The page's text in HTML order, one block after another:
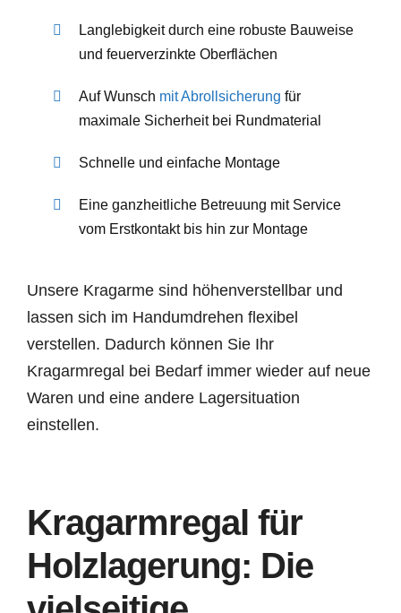
Langlebigkeit durch eine robuste Bauweise
und feuerverzinkte Oberflächen
Auf Wunsch mit Abrollsicherung für
maximale Sicherheit bei Rundmaterial
Schnelle und einfache Montage
Eine ganzheitliche Betreuung mit Service
vom Erstkontakt bis hin zur Montage
Unsere Kragarme sind höhenverstellbar und
lassen sich im Handumdrehen flexibel
verstellen. Dadurch können Sie Ihr
Kragarmregal bei Bedarf immer wieder auf neue
Waren und eine andere Lagersituation
einstellen.
Kragarmregal für
Holzlagerung: Die